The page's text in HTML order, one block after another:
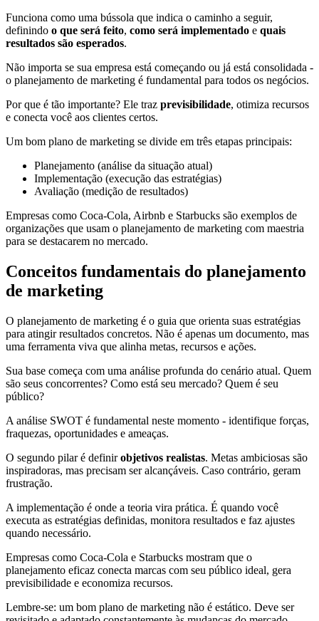
Funciona como uma bússola que indica o caminho a seguir,
definindo o que será feito, como será implementado e quais
resultados são esperados.
Não importa se sua empresa está começando ou já está consolidada -
o planejamento de marketing é fundamental para todos os negócios.
Por que é tão importante? Ele traz previsibilidade, otimiza recursos
e conecta você aos clientes certos.
Um bom plano de marketing se divide em três etapas principais:
Planejamento (análise da situação atual)
Implementação (execução das estratégias)
Avaliação (medição de resultados)
Empresas como Coca-Cola, Airbnb e Starbucks são exemplos de
organizações que usam o planejamento de marketing com maestria
para se destacarem no mercado.
Conceitos fundamentais do planejamento
de marketing
O planejamento de marketing é o guia que orienta suas estratégias
para atingir resultados concretos. Não é apenas um documento, mas
uma ferramenta viva que alinha metas, recursos e ações.
Sua base começa com uma análise profunda do cenário atual. Quem
são seus concorrentes? Como está seu mercado? Quem é seu
público?
A análise SWOT é fundamental neste momento - identifique forças,
fraquezas, oportunidades e ameaças.
O segundo pilar é definirobjetivos realistas. Metas ambiciosas são
inspiradoras, mas precisam ser alcançáveis. Caso contrário, geram
frustração.
A implementação é onde a teoria vira prática. É quando você
executa as estratégias definidas, monitora resultados e faz ajustes
quando necessário.
Empresas como Coca-Cola e Starbucks mostram que o
planejamento eficaz conecta marcas com seu público ideal, gera
previsibilidade e economiza recursos.
Lembre-se: um bom plano de marketing não é estático. Deve ser